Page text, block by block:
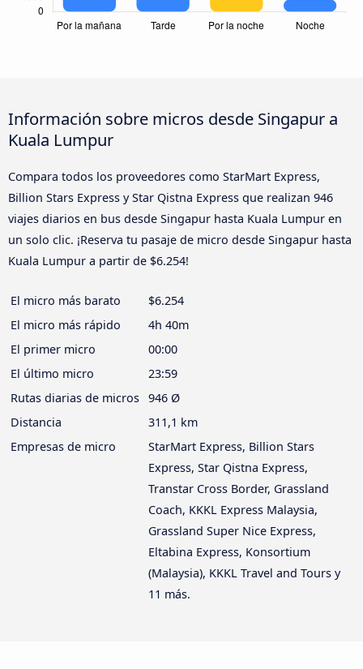
Información sobre micros desde Singapur a
Kuala Lumpur
Compara todos los proveedores como StarMart Express,
Billion Stars Express y Star Qistna Express que realizan 946
viajes diarios en bus desde Singapur hasta Kuala Lumpur en
un solo clic. ¡Reserva tu pasaje de micro desde Singapur hasta
Kuala Lumpur a partir de $6.254!
El micro más barato
$6.254
El micro más rápido
4h 40m
El primer micro
00:00
El último micro
23:59
Rutas diarias de micros 946 Ø
Distancia
311,1 km
Empresas de micro
StarMart Express, Billion Stars
Express, Star Qistna Express,
Transtar Cross Border, Grassland
Coach, KKKL Express Malaysia,
Grassland Super Nice Express,
Eltabina Express, Konsortium
(Malaysia), KKKL Travel and Tours y
11 más.